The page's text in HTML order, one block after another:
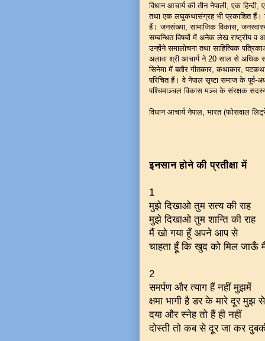
विधान आचार्य की तीन नेपाली, एक
तथा एक लघुकथासंग्रह भी प्रकाशित हैं।
हैं। जनसंख्या, सामाजिक विकास,
सम्बन्धित विषयों में अनेक लेख राष्ट्रीय व
उन्होंने समालोचना तथा साहित्यिक
अलावा श्री आचार्य ने 20 साल से अधिक
सिनेमा में बतौर गीतकार, कथाकार,
परिचित हैं। वे नेपाल सृष्टा समाज के पूर्व-
पश्चिमाञ्चल विकास मञ्च के संरक्षक
विधान आचार्य नेपाल, भारत (फोसवाल
इनसान होने की प्रतीक्षा में
1
मुझे दिखाओ तुम सत्य की राह
मुझे दिखाओ तुम शान्ति की राह
मैं खो गया हूँ अपने आप से
चाहता हूँ कि खुद को मिल जाऊँ
2
समर्पण और त्याग हैं नहीं मुझमें
क्षमा भागी है डर के मारे दूर मुझ से
दया और स्नेह तो हैं ही नहीं
दोस्ती तो कब से दूर जा कर